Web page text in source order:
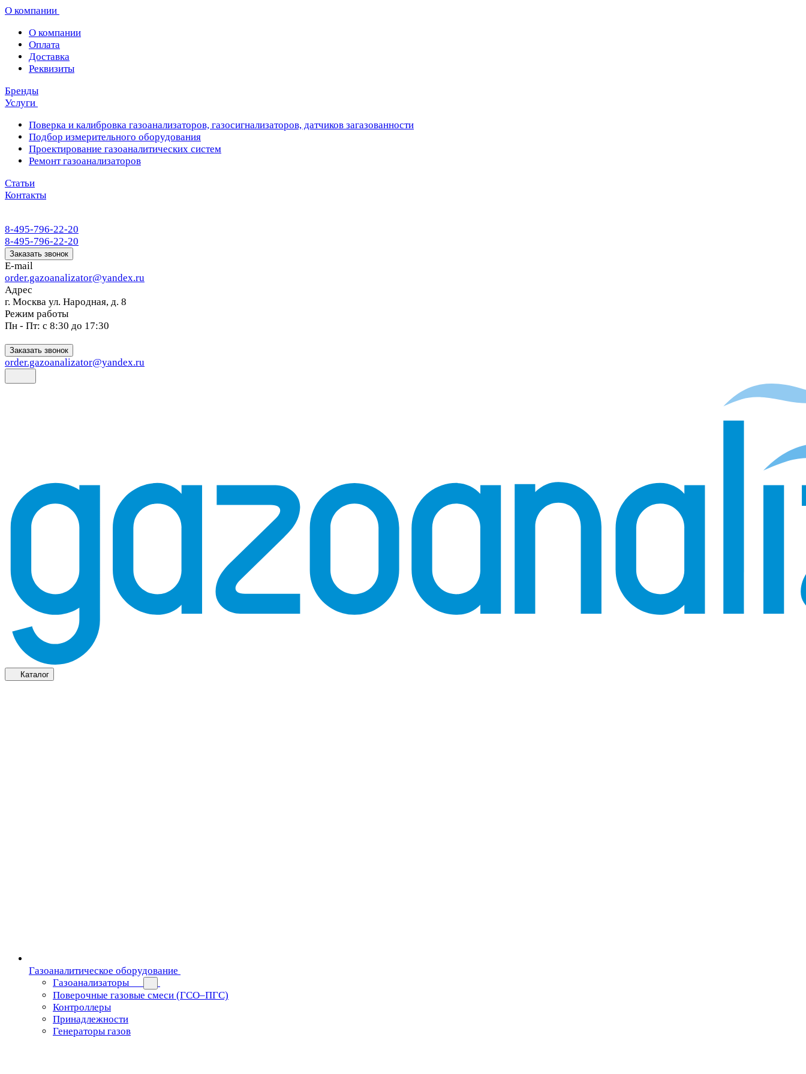
О компании
О компании
Оплата
Доставка
Реквизиты
Бренды
Услуги
Поверка и калибровка газоанализаторов, газосигнализаторов, датчиков загазованности
Подбор измерительного оборудования
Проектирование газоаналитических систем
Ремонт газоанализаторов
Статьи
Контакты
8-495-796-22-20
8-495-796-22-20
Заказать звонок
E-mail
order.gazoanalizator@yandex.ru
Адрес
г. Москва ул. Народная, д. 8
Режим работы
Пн - Пт: с 8:30 до 17:30
Заказать звонок
order.gazoanalizator@yandex.ru
Каталог
Газоаналитическое оборудование
Газоанализаторы
Поверочные газовые смеси (ГСО–ПГС)
Контроллеры
Принадлежности
Генераторы газов